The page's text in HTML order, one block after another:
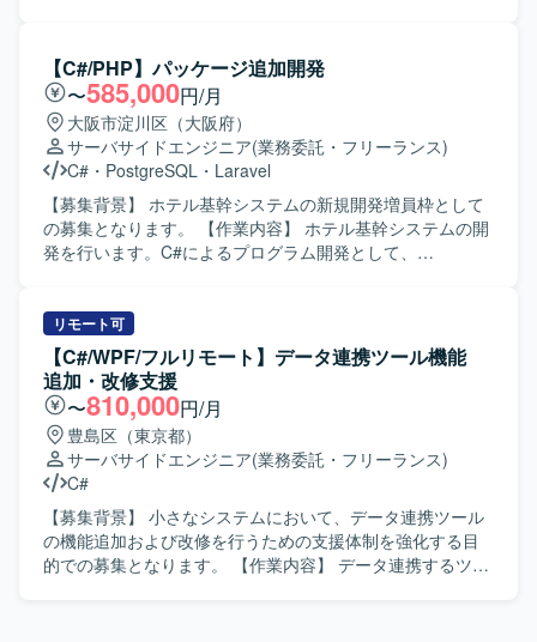
発ツールに関する知見を広く深めることができます。 【開
発環境】 C#、Python、cmd、powershell、Gitなどを用いた
コンシューマゲーム開発環境向けのツールおよびスクリプ
ト開発となります。
魅力】 販売管理パッケージの開発に上流から携わることが
でき、継続的な参画の可能性もございます。 【開発環境】
C#(WEB)、SQLServerを利用した環境での開発となりま
す。
【C#/PHP】パッケージ追加開発
〜585,000円/月
大阪市淀川区（大阪府）
サーバサイドエンジニア(業務委託・フリーランス)
C# ・ PostgreSQL ・ Laravel
【募集背景】 ホテル基幹システムの新規開発増員枠として
の募集となります。 【作業内容】 ホテル基幹システムの開
発を行います。C#によるプログラム開発として、
開発も担当していただきます。 【求める人物像】 C#とPHP
の両方での開発に柔軟に対応し、ホテル基幹システムの機
能追加や要件追加にも主体的に取り組んでいただける方を
求めています。 【ポジションの魅力】 ホテル基幹システム
の中核となる機能開発に携わることができ、多様な要件追
加を通じてC#およびPHPでの開発経験を幅広く積むことが
できます。 【開発環境】 C#, PHP, WebSocket, Laravel,
Vue3, PostgreSQL
リモート可
【C#/WPF/フルリモート】データ連携ツール機能
追加・改修支援
〜810,000円/月
豊島区（東京都）
サーバサイドエンジニア(業務委託・フリーランス)
C#
【募集背景】 小さなシステムにおいて、データ連携ツール
の機能追加および改修を行うための支援体制を強化する目
的での募集となります。 【作業内容】 データ連携するツー